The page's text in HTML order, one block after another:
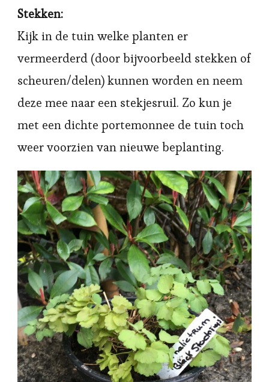
Stekken:
Kijk in de tuin welke planten er
vermeerderd (door bijvoorbeeld stekken of
scheuren/delen) kunnen worden en neem
deze mee naar een stekjesruil. Zo kun je
met een dichte portemonnee de tuin toch
weer voorzien van nieuwe beplanting.